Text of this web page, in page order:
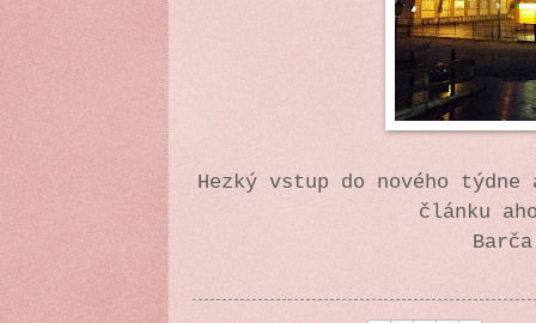
Hezký vstup do nového
článku
Barča